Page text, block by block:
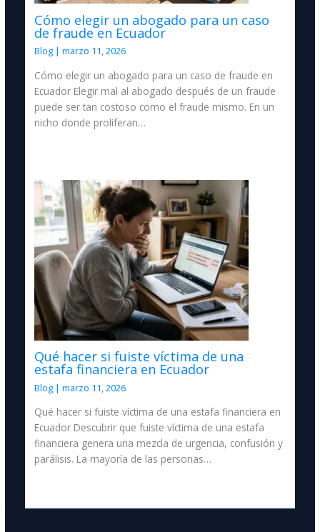
Cómo elegir un abogado para un caso
de fraude en Ecuador
Blog |marzo 11, 2026
Cómo elegir un abogado para un caso de fraude en
Ecuador Elegir mal al abogado después de un fraude
puede ser tan costoso como el fraude mismo. En un
nicho donde proliferan…
Qué hacer si fuiste víctima de una
estafa financiera en Ecuador
Blog |marzo 11, 2026
Qué hacer si fuiste víctima de una estafa financiera en
Ecuador Descubrir que fuiste víctima de una estafa
financiera genera una mezcla de urgencia, confusión y
parálisis. La mayoría de las personas…